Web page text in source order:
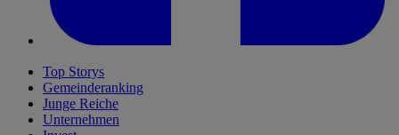
Top Storys
Gemeinderanking
Junge Reiche
Unternehmen